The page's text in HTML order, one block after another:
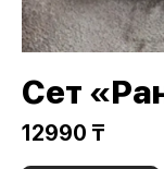
Сет
12990 ₸